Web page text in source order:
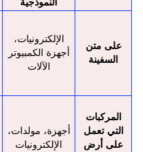
النموذجية
على متن
السفينة
الإلكترونيات،
أجهزة الكمبيوتر
الآلات
المركبات
التي تعمل
على أرض
أجهزة، مولدات،
الإلكترونيات